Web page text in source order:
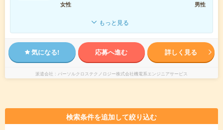
女性
男性
もっと見る
気になる! 応募へ進む 詳しく見る
派遣会社 パーソルクロステクノロジー株式会社機電系エンジニアサービス
検索条件を追加して絞り込む